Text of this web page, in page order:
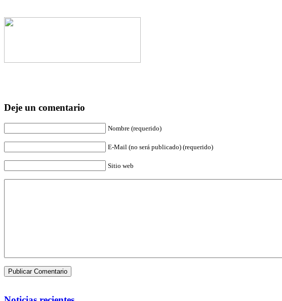
Deje un comentario
Nombre (requerido)
E-Mail (no será publicado) (requerido)
Sitio web